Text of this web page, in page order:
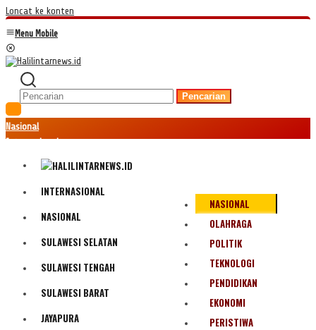
Loncat ke konten
Menu Mobile
Pencarian
Nasional
Internasional
Politik
Olahraga
Bencana Alam
INTERNASIONAL
NASIONAL
SULAWESI SELATAN
SULAWESI TENGAH
SULAWESI BARAT
JAYAPURA
NASIONAL
OLAHRAGA
POLITIK
TEKNOLOGI
PENDIDIKAN
EKONOMI
PERISTIWA